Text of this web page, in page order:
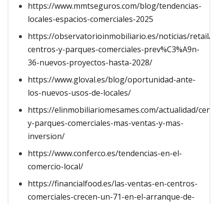
https://www.mmtseguros.com/blog/tendencias-
locales-espacios-comerciales-2025
https://observatorioinmobiliario.es/noticias/retail/
centros-y-parques-comerciales-prev%C3%A9n-
36-nuevos-proyectos-hasta-2028/
https://www.gloval.es/blog/oportunidad-ante-
los-nuevos-usos-de-locales/
https://elinmobiliariomesames.com/actualidad/
y-parques-comerciales-mas-ventas-y-mas-
inversion/
https://www.conferco.es/tendencias-en-el-
comercio-local/
https://financialfood.es/las-ventas-en-centros-
comerciales-crecen-un-71-en-el-arranque-de-